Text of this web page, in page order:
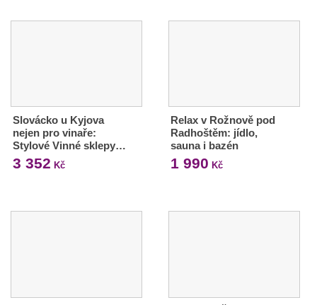
Slovácko u Kyjova
nejen pro vinaře:
Stylové Vinné sklepy…
3 352 Kč
Relax v Rožnově pod
Radhoštěm: jídlo,
sauna i bazén
1 990 Kč